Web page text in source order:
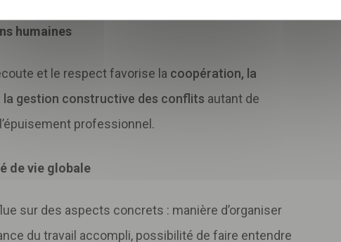
humaines
et le respect favorise la coopération, la
gestion constructive des conflits autant de
professionnel.
de vie globale
sur des aspects concrets : manière d’organiser
du travail accompli, possibilité de faire entendre